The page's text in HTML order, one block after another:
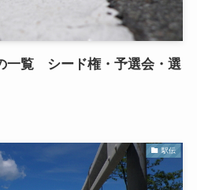
一覧 シード権・予選会・選
駅伝